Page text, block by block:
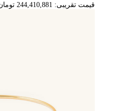
قیمت تقریبی:244,410,881 تومان